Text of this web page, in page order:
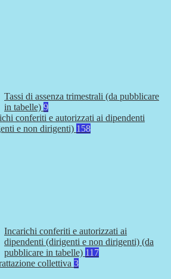
Tassi di assenza trimestrali (da pubblicare
in tabelle) 9
conferiti e autorizzati ai dipendenti
e non dirigenti) 158
Incarichi conferiti e autorizzati ai
dipendenti (dirigenti e non dirigenti) (da
pubblicare in tabelle) 117
collettiva 3